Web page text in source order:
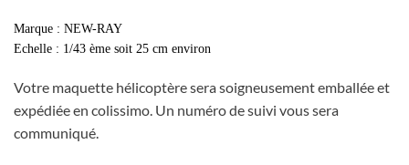
Marque : NEW-RAY
Echelle : 1/43 ème soit 25 cm environ
Votre maquette hélicoptère sera soigneusement emballée et
expédiée en colissimo. Un numéro de suivi vous sera
communiqué.